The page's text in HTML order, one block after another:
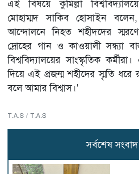
এই বিষয়ে কুমিল্লা
মোহাম্মদ সাকিব হোসাইন বলেন,
আন্দোলনে নিহত শহীদদের
দ্রোহের গান ও কাওয়ালী সন্ধ্যা
বিশ্ববিদ্যালয়ের সাংস্কৃতিক
দিয়ে এই প্রজন্ম শহীদের স্মৃতি ধরে
বলে আমার বিশ্বাস।'
T.A.S / T.A.S
সর্বশেষ সংবাদ